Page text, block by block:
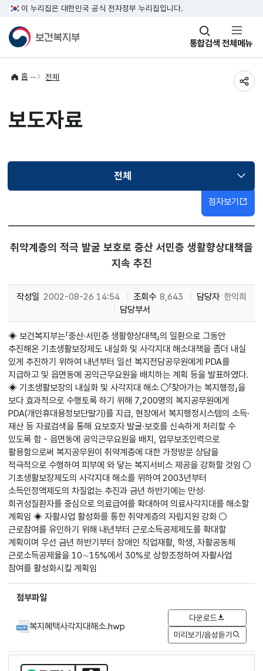
이 누리집은 대한민국 공식 전자정부 누리집입니다.
통합검색
창
열기 전체메뉴
홈 전체
보도자료
전체선택됨
점자보기
취약계층의 적극 발굴 보호로 중산 서민층 생활향상대책을
지속 추진
작성일 2002-08-26 14:54 조회수 8,643 담당자 한익희
담당부서
◈ 보건복지부는「중산·서민층 생활향상대책」의 일환으로 그동안
추진해온 기초생활보장제도 내실화 및 사각지대 해소대책을 좀더 내실
있게 추진하기 위하여 내년부터 일선 복지전담공무원에게 PDA를
지급하고 및 읍면동에 공익근무요원을 배치하는 계획 등을 발표하였다.
◈ 기초생활보장의 내실화 및 사각지대 해소 ○「찾아가는 복지행정」을
보다 효과적으로 수행토록 하기 위해 7,200명의 복지공무원에게
PDA(개인휴대용정보단말기)를 지급, 현장에서 복지행정시스템의 소득·
재산 등 자료검색을 통해 요보호자 발굴·보호를 신속하게 처리할 수
있도록 함 - 읍면동에 공익근무요원을 배치, 업무보조인력으로
활용함으로써 복지공무원이 취약계층에 대한 가정방문 상담을
적극적으로 수행하여 피부에 와 닿는 복지서비스 제공을 강화할 것임 ○
기초생활보장제도의 사각지대 해소를 위하여 2003년부터
소득인정액제도의 차질없는 추진과 금년 하반기에는 만성·
희귀성질환자를 중심으로 의료급여를 확대하여 의료사각지대를 해소할
계획임 ◈ 자활사업 활성화를 통한 취약계층의 자립지원 강화 ○
근로참여를 유인하기 위해 내년부터 근로소득공제제도를 확대할
계획이며 우선 금년 하반기부터 장애인 직업재활, 학생, 자활공동체
근로소득공제율을 10∼15%에서 30%로 상향조정하여 자활사업
참여를 활성화시킬 계획임
첨부파일
복지혜택사각지대해소.hwp
다운로드
미리보기/음성듣기